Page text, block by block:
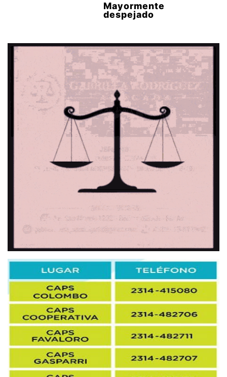
Mayormente
despejado